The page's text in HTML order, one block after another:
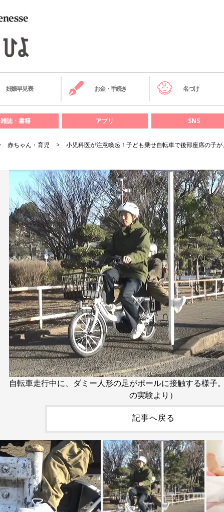
妊娠早見表 お金・手続き 名づけ
雑誌・書籍 アプリ SNS
赤ちゃん・育児 小児科医が注意喚起！子ども乗せ自転車で後部座席の子
自転車走行中に、ダミー人形の足がポールに接触する様子
の実験より）
記事へ戻る